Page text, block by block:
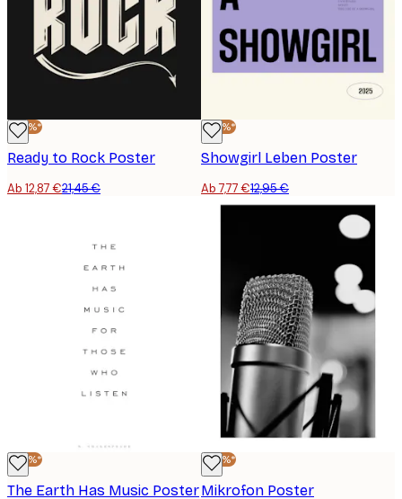
-40%*
Ready to Rock Poster
Ab 12,87 €21,45 €
-40%*
Showgirl Leben Poster
Ab 7,77 €12,95 €
-40%*
The Earth Has Music Poster
-40%*
Mikrofon Poster